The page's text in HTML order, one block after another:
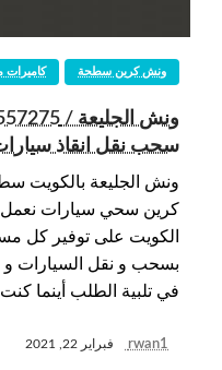
كاميرات ونش كرين سطحة
سحب نقل انقاذ
ونش الجليعة بالكويت
كرين سحي سيارات نعمل
الكويت على توفير كل
بسحب و نقل السيارات و
في تلبية الطلب أينما
rwan1 فبراير 22, 2021